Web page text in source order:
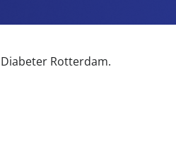
Rotterdam.